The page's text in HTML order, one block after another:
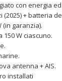
con energia
+ batteria
(in garanzia).
W ciascuno.
antenna + AIS.
installati